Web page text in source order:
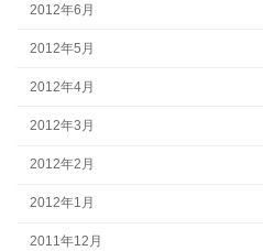
2012年6月
2012年5月
2012年4月
2012年3月
2012年2月
2012年1月
2011年12月